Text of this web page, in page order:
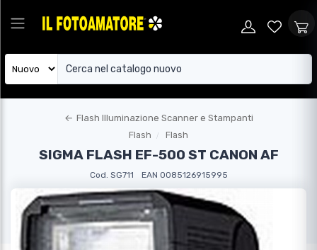
← Flash Illuminazione Scanner e Stampanti
Flash
Flash
SIGMA FLASH EF-500 ST CANON AF
Cod. SG711 EAN 0085126915995